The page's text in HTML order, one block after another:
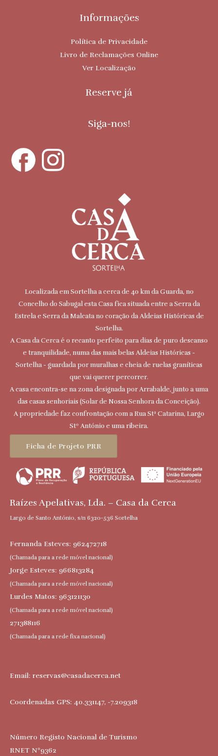
Informações
Política de Privacidade
Livro de Reclamações Online
Ver Localização
Reserve já
Siga-nos!
Localizada em Sortelha a cerca de 40 km da Guarda, no
Concelho do Sabugal esta Casa fica situada entre a Serra da
Estrela e Serra da Malcata no coração da Aldeias Históricas de
Sortelha.
A Casa da Cerca é o recanto perfeito para dias de puro descanso
e tranquilidade, numa das mais belas Aldeias Históricas -
Sortelha - guardada por muralhas e cheia de ruelas graníticas
que vai querer percorrer.
A casa encontra-se na zona designada por Arrabalde, junto a uma
das casas senhoriais (Solar de Nossa Senhora da Conceição).
A propriedade faz confrontação com a Rua Stª Catarina, Largo
Stº António e uma ribeira.
Ficha de Projeto PRR
Raízes Apelativas, Lda. – Casa da Cerca
Largo de Santo António, s/n 6320-536 Sortelha
Fernanda Esteves: 962472718
(Chamada para a rede móvel nacional)
Jorge Esteves: 966813284
(Chamada para a rede móvel nacional)
Lurdes Matos: 963121130
(Chamada para a rede móvel nacional)
271388116
(Chamada para a rede fixa nacional)
Email: reservas@casadacerca.net
Coordenadas GPS: 40.331147, -7.209318
Número Registo Nacional de Turismo
RNET Nº9362